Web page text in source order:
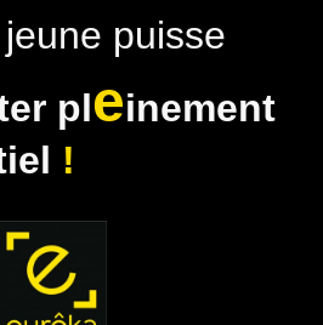
puisse
pleinement
!